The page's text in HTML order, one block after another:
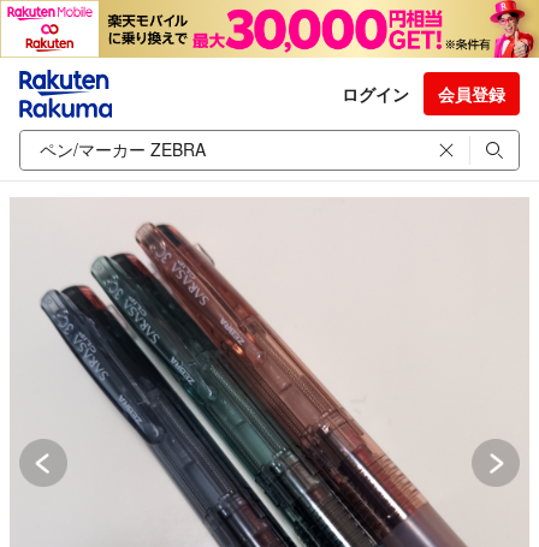
ログイン 会員登録